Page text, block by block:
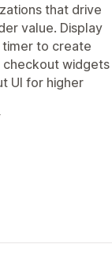
that drive
value. Display
to create
checkout widgets
UI for higher